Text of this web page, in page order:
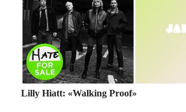
Lilly Hiatt: «Walking Proof»